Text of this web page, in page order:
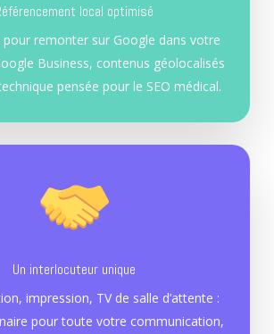
local optimisé
pour remonter sur Google dans votre
Business, contenus géolocalisés
pensée pour le SEO médical.
Un interlocuteur unique
impression, TV de salle d’attente :
pour toute votre communication,